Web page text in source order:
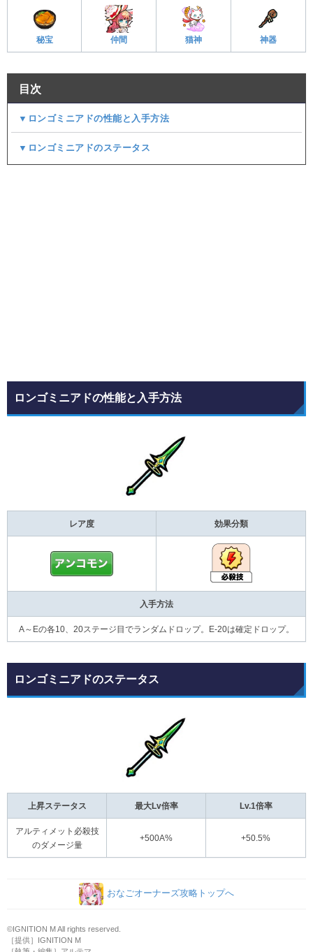
秘宝 仲間 猫神 神器
目次
▼ロンゴミニアドの性能と入手方法
▼ロンゴミニアドのステータス
ロンゴミニアドの性能と入手方法
レア度 効果分類
入手方法
A～Eの各10、20ステージ目でランダムドロップ。E-20は確定ドロップ。
ロンゴミニアドのステータス
上昇ステータス 最大Lv倍率 Lv.1倍率
アルティメット必殺技
のダメージ量
+500A% +50.5%
おなごオーナーズ攻略トップへ
©IGNITION M All rights reserved.
［提供］IGNITION M